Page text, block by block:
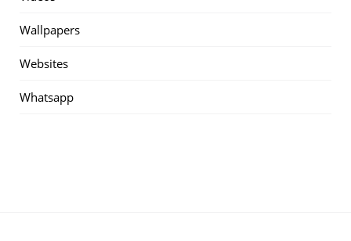
Wallpapers
Websites
Whatsapp